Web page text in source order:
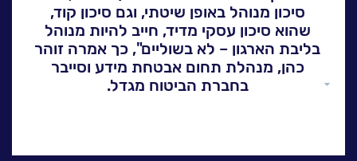
סיכון מנוהל באופן שיטתי, וגם סיכון קוד,
שהוא סיכון עסקי מדיד, חייב להיות מנוהל
בליבת הארגון – לא בשוליים", כך אמרה זוהר
כהן, מנהלת תחום אבטחת מידע וסייבר
בחברת הביטוח מגדל.
גלול